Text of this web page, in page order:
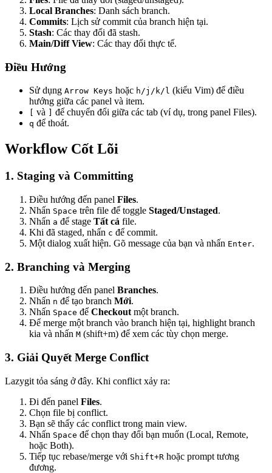
Local Branches: Danh sách branch.
Commits: Lịch sử commit của branch hiện tại.
Stash: Các thay đổi đã stash.
Main/Diff View: Các thay đổi thực tế.
Điều Hướng
Sử dụng Arrow Keys hoặc h/j/k/l (kiểu Vim) để điều
hướng giữa các panel và item.
và để chuyển đổi giữa các tab (ví dụ, trong panel Files).
q để thoát.
Workflow Cốt Lõi
1. Staging và Committing
Điều hướng đến panel Files.
Nhấn Space trên file để toggle Staged/Unstaged.
Nhấn a để stage Tất cả file.
Khi đã staged, nhấn c để commit.
Một dialog xuất hiện. Gõ message của bạn và nhấn Enter.
2. Branching và Merging
Điều hướng đến panel Branches.
Nhấn n để tạo branch Mới.
Nhấn Space để Checkout một branch.
Để merge một branch vào branch hiện tại, highlight branch
kia và nhấn M (shift+m) để xem các tùy chọn merge.
3. Giải Quyết Merge Conflict
Lazygit tỏa sáng ở đây. Khi conflict xảy ra:
Đi đến panel Files.
Chọn file bị conflict.
Bạn sẽ thấy các conflict trong main view.
Nhấn Space để chọn thay đổi bạn muốn (Local, Remote,
hoặc Both).
Tiếp tục rebase/merge với Shift+R hoặc prompt tương
đương.